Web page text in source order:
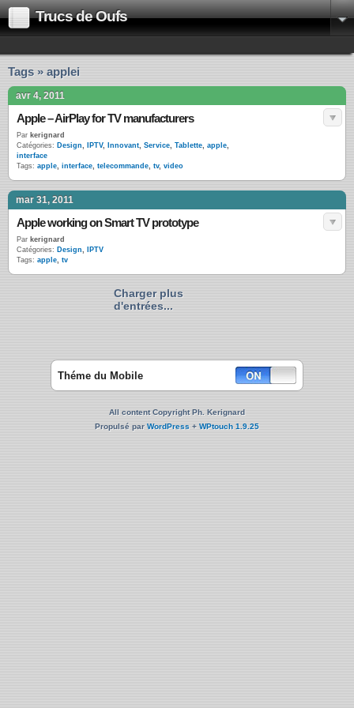
Trucs de Oufs
Tags » applei
avr 4, 2011
Apple – AirPlay for TV manufacturers
Par kerignard
Catégories: Design, IPTV, Innovant, Service, Tablette, apple,
interface
Tags: apple, interface, telecommande, tv, video
mar 31, 2011
Apple working on Smart TV prototype
Par kerignard
Catégories: Design,
IPTV
Tags: apple, tv
Charger plus
d'entrées...
Théme du Mobile
All content Copyright Ph. Kerignard
Propulsé parWordPress +WPtouch 1.9.25